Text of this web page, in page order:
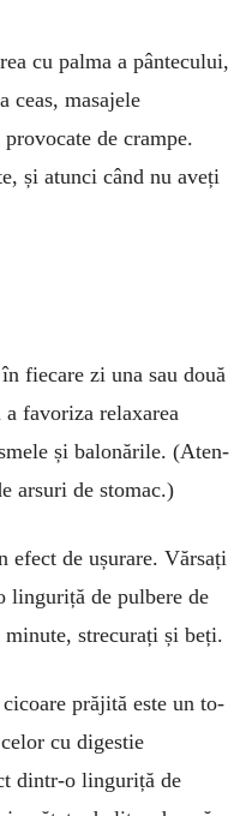
cu palma a pân­tecului,
ceas, ma­­sajele
de crampe.
și a­tunci când nu aveți
fiecare zi una sau două
fa­vo­riza re­laxarea
și balonările. (Aten­
arsuri de sto­mac.)
efect de ușu­rare. Vărsați
lin­gu­riță de pul­bere de
strecurați și beți.
cicoare prăjită este un to­
cu digestie
dintr-o lin­guriță de